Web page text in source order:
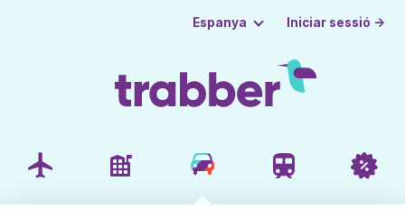
Espanya Iniciar sessió →